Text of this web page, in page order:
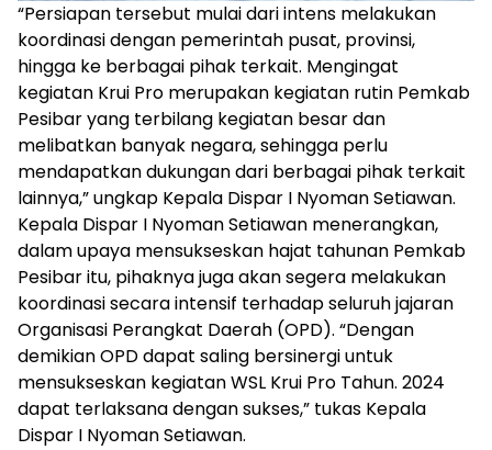
“Persiapan tersebut mulai dari intens melakukan
koordinasi dengan pemerintah pusat, provinsi,
hingga ke berbagai pihak terkait. Mengingat
kegiatan Krui Pro merupakan kegiatan rutin Pemkab
Pesibar yang terbilang kegiatan besar dan
melibatkan banyak negara, sehingga perlu
mendapatkan dukungan dari berbagai pihak terkait
lainnya,” ungkap Kepala Dispar I Nyoman Setiawan.
Kepala Dispar I Nyoman Setiawan menerangkan,
dalam upaya mensukseskan hajat tahunan Pemkab
Pesibar itu, pihaknya juga akan segera melakukan
koordinasi secara intensif terhadap seluruh jajaran
Organisasi Perangkat Daerah (OPD). “Dengan
demikian OPD dapat saling bersinergi untuk
mensukseskan kegiatan WSL Krui Pro Tahun. 2024
dapat terlaksana dengan sukses,” tukas Kepala
Dispar I Nyoman Setiawan.